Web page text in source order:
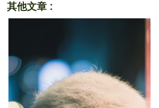
其他文章 :